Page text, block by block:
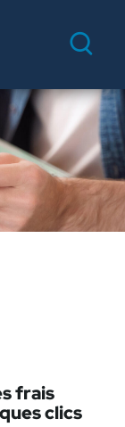
Que
frais
clics